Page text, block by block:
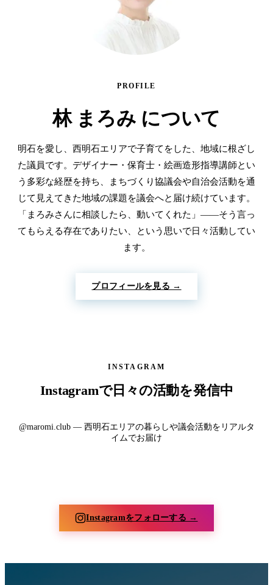
PROFILE
林 まろみ について
明石を愛し、西明石エリアで子育てをした、地域に根ざし
た議員です。デザイナー・保育士・絵画造形指導講師とい
う多彩な経歴を持ち、まちづくり協議会や自治会活動を通
じて見えてきた地域の課題を議会へと届け続けています。
「まろみさんに相談したら、動いてくれた」——そう言っ
てもらえる存在でありたい、という思いで日々活動してい
ます。
プロフィールを見る →
INSTAGRAM
Instagramで日々の活動を発信中
@maromi.club — 西明石エリアの暮らしや議会活動をリアルタ
イムでお届け
Instagramをフォローする →